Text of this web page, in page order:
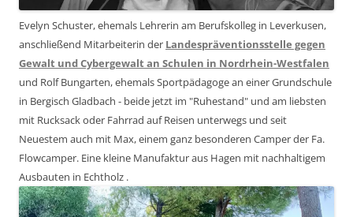
Evelyn Schuster, ehemals Lehrerin am Berufskolleg in Leverkusen,
anschließend Mitarbeiterin der Landespräventionsstelle gegen
Gewalt und Cybergewalt an Schulen in Nordrhein-Westfalen
und Rolf Bungarten, ehemals Sportpädagoge an einer Grundschule
in Bergisch Gladbach - beide jetzt im "Ruhestand" und am liebsten
mit Rucksack oder Fahrrad auf Reisen unterwegs und seit
Neuestem auch mit Max, einem ganz besonderen Camper der Fa.
Flowcamper. Eine kleine Manufaktur aus Hagen mit nachhaltigem
Ausbauten in Echtholz .